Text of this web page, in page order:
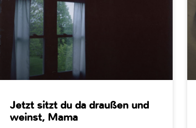
Jetzt sitzt du da draußen und
weinst, Mama